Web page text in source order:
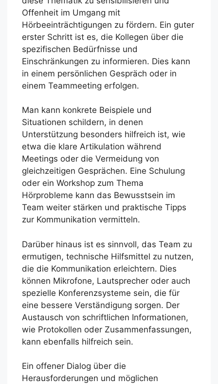
Offenheit im Umgang mit
Hörbeeinträchtigungen zu fördern. Ein guter
erster Schritt ist es, die Kollegen über die
spezifischen Bedürfnisse und
Einschränkungen zu informieren. Dies kann
in einem persönlichen Gespräch oder in
einem Teammeeting erfolgen.
Man kann konkrete Beispiele und
Situationen schildern, in denen
Unterstützung besonders hilfreich ist, wie
etwa die klare Artikulation während
Meetings oder die Vermeidung von
gleichzeitigen Gesprächen. Eine Schulung
oder ein Workshop zum Thema
Hörprobleme kann das Bewusstsein im
Team weiter stärken und praktische Tipps
zur Kommunikation vermitteln.
Darüber hinaus ist es sinnvoll, das Team zu
ermutigen, technische Hilfsmittel zu nutzen,
die die Kommunikation erleichtern. Dies
können Mikrofone, Lautsprecher oder auch
spezielle Konferenzsysteme sein, die für
eine bessere Verständigung sorgen. Der
Austausch von schriftlichen Informationen,
wie Protokollen oder Zusammenfassungen,
kann ebenfalls hilfreich sein.
Ein offener Dialog über die
Herausforderungen und möglichen